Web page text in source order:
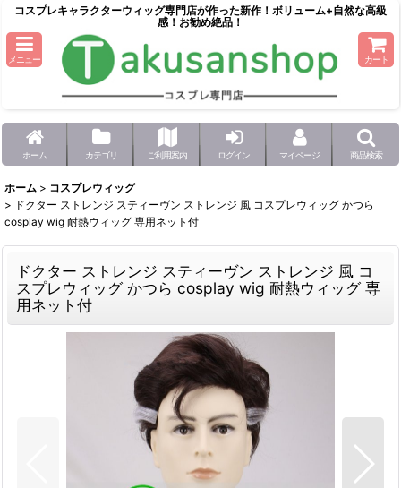
コスプレキャラクターウィッグ専門店が作った新作！ボリューム+自然な高級
感！お勧め絶品！
メニュー カート
ホーム カテゴリ ご利用案内 ログイン マイページ 商品検索
ホーム > コスプレウィッグ
> ドクター ストレンジ スティーヴン ストレンジ 風 コスプレウィッグ かつら
cosplay wig 耐熱ウィッグ 専用ネット付
ドクター ストレンジ スティーヴン ストレンジ 風 コ
スプレウィッグ かつら cosplay wig 耐熱ウィッグ 専
用ネット付